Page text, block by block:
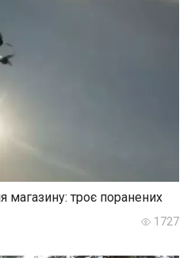
магазину: троє поранених
1727